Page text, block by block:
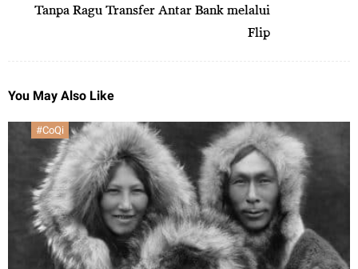
Tanpa Ragu Transfer Antar Bank melalui
Flip
You May Also Like
#CoQi